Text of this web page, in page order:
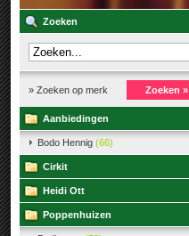
Zoeken
» Zoeken op merk Zoeken »
Aanbiedingen
Bodo Hennig (66)
Cirkit
Heidi Ott
Poppenhuizen